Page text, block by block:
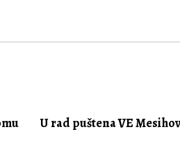
U rad puštena VE